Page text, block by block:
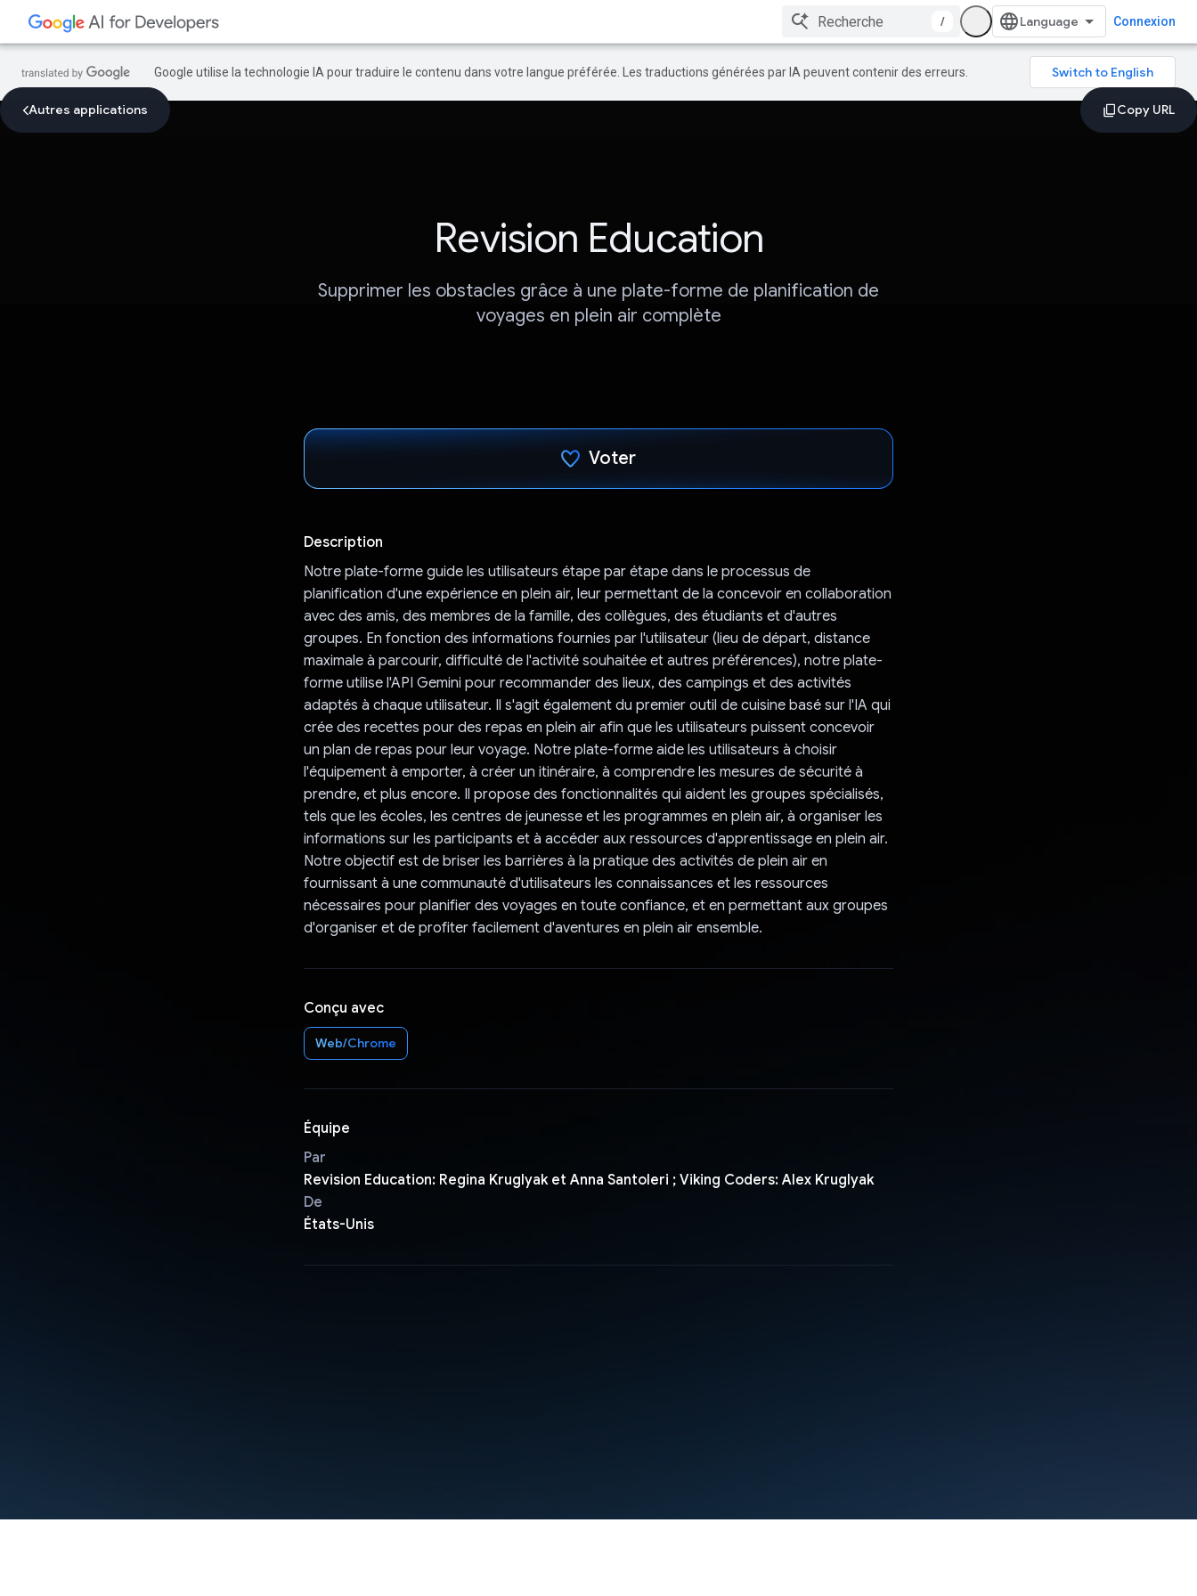
/ Connexion
Google utilise la technologie IA pour traduire le contenu dans votre langue préférée. Les traductions générées par IA peuvent contenir des erreurs.
Autres applications
Revision Education
Supprimer les obstacles grâce à une plate-forme de planification de
voyages en plein air complète
Voter
Description
Notre plate-forme guide les utilisateurs étape par étape dans le processus de
planification d'une expérience en plein air, leur permettant de la concevoir en collaboration
avec des amis, des membres de la famille, des collègues, des étudiants et d'autres
groupes. En fonction des informations fournies par l'utilisateur (lieu de départ, distance
maximale à parcourir, difficulté de l'activité souhaitée et autres préférences), notre plate-
forme utilise l'API Gemini pour recommander des lieux, des campings et des activités
adaptés à chaque utilisateur. Il s'agit également du premier outil de cuisine basé sur l'IA qui
crée des recettes pour des repas en plein air afin que les utilisateurs puissent concevoir
un plan de repas pour leur voyage. Notre plate-forme aide les utilisateurs à choisir
l'équipement à emporter, à créer un itinéraire, à comprendre les mesures de sécurité à
prendre, et plus encore. Il propose des fonctionnalités qui aident les groupes spécialisés,
tels que les écoles, les centres de jeunesse et les programmes en plein air, à organiser les
informations sur les participants et à accéder aux ressources d'apprentissage en plein air.
Notre objectif est de briser les barrières à la pratique des activités de plein air en
fournissant à une communauté d'utilisateurs les connaissances et les ressources
nécessaires pour planifier des voyages en toute confiance, et en permettant aux groupes
d'organiser et de profiter facilement d'aventures en plein air ensemble.
Conçu avec
Web/Chrome
Équipe
Par
Revision Education: Regina Kruglyak et Anna Santoleri ; Viking Coders: Alex Kruglyak
De
États-Unis